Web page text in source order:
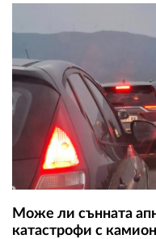
Може ли сънната
катастрофи с